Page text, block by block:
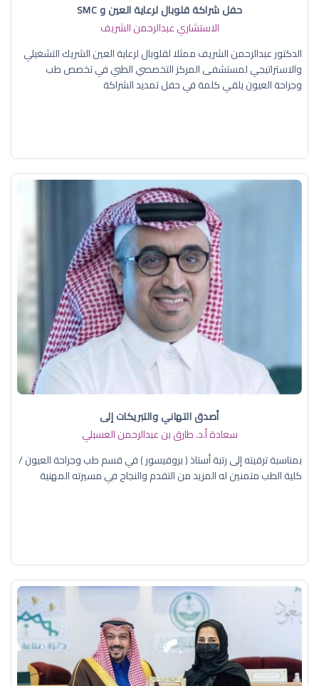
حفل شراكة قلوبال لرعاية العين و SMC
الاستشاري عبدالرحمن الشريف
الدكتور عبدالرحمن الشريف ممثلا لقلوبال لرعاية العين الشريك التشغيلي
والاستراتيجي لمستشفى المركز التخصصي الطبي في تخصص طب
وجراحة العيون يلقي كلمة في حفل تمديد الشراكة
أصدق التهاني والتبريكات إلى
سعادة أ.د. ​طارق بن عبدالرحمن العسبلي
بمناسبة ترقيته إلى رتبة أستاذ ( بروفيسور ) في قسم طب وجراحة العيون /
كلية الطب متمنين له المزيد من التقدم والنجاح في مسيرته المهنية